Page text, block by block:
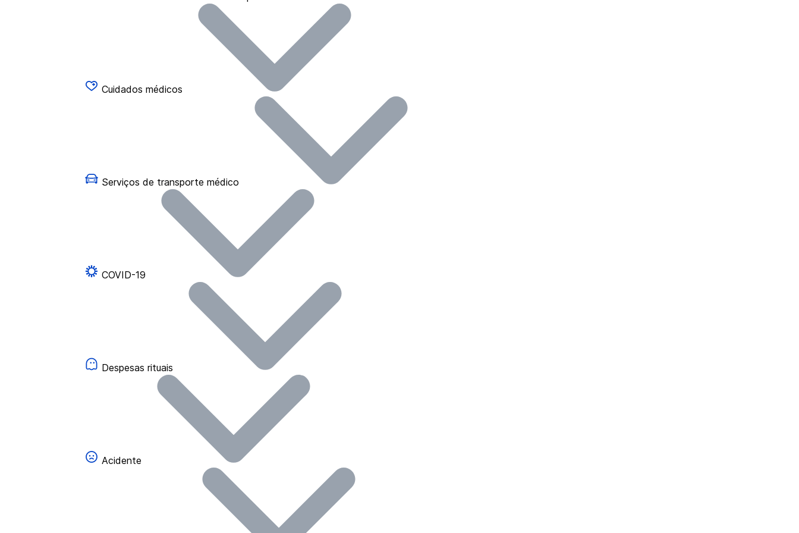
Cuidados médicos
Serviços de transporte médico
COVID-19
Despesas rituais
Acidente